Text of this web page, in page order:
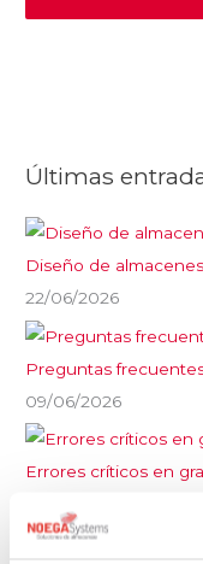
Últimas
Diseño de
22/06/2026
Preguntas
09/06/2026
Errores críticos en